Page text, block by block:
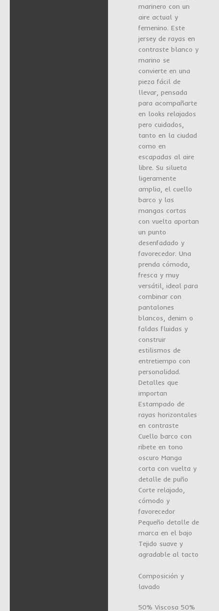
marinero con un
aire actual y
femenino. Este
jersey de rayas en
contraste blanco y
marino se
convierte en una
pieza fácil de
llevar, pensada
para acompañarte
en looks relajados
pero cuidados,
tanto en la ciudad
como en
escapadas al aire
libre. Su silueta
ligeramente
amplia, el cuello
barco y las
mangas cortas
con vuelta aportan
un punto
desenfadado y
favorecedor. Una
prenda cómoda,
fresca y muy
versátil, ideal para
combinar con
pantalones
blancos, denim o
faldas fluidas y
construir
estilismos de
entretiempo con
personalidad.
Detalles que
importan
Estampado de
rayas horizontales
en contraste
Cuello barco con
ribete en tono
oscuro Manga
corta con vuelta y
detalle de puño
Corte relajado,
cómodo y
favorecedor
Pequeño detalle de
marca en el bajo
Tejido suave y
agradable al tacto
Composición y
lavado
50% Viscosa 50%